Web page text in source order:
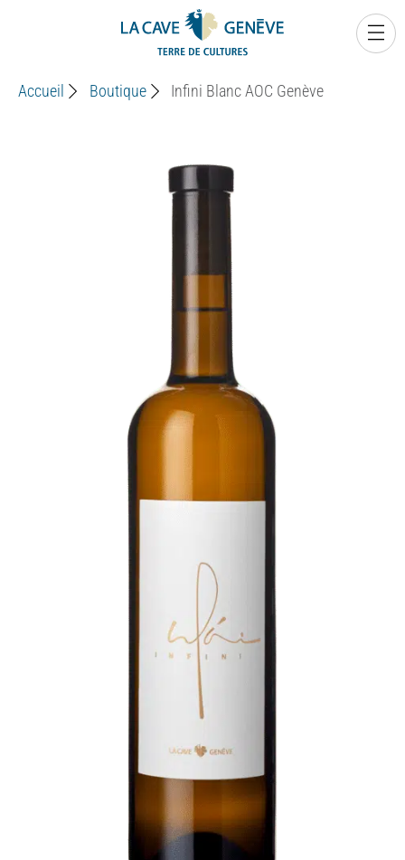
Accueil Boutique Infini Blanc AOC Genève